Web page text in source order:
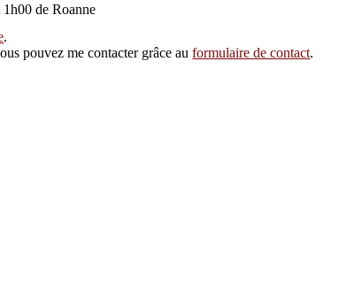
de Roanne
.
pouvez me contacter grâce auformulaire de contact.